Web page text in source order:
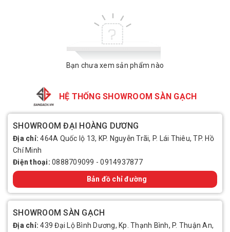
Bạn chưa xem sản phẩm nào
HỆ THỐNG SHOWROOM SÀN GẠCH
SHOWROOM ĐẠI HOÀNG DƯƠNG
Địa chỉ:464A Quốc lộ 13, KP. Nguyễn Trãi, P. Lái Thiêu, TP. Hồ
Chí Minh
Điện thoại: 0888709099 -0914937877
Bản đồ chỉ đường
SHOWROOM SÀN GẠCH
Địa chỉ:439 Đại Lộ Bình Dương, Kp. Thạnh Bình, P. Thuận An,